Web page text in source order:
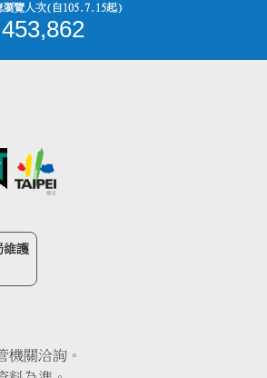
瀏覽人次(自105.7.15起)
維護
機關洽詢。